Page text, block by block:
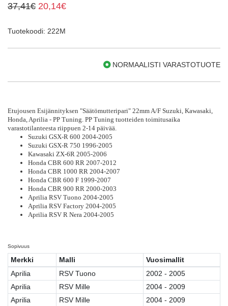
37,41€ 20,14€
Tuotekoodi: 222M
NORMAALISTI VARASTOTUOTE
Etujousen Esijännityksen "Säätömutteripari" 22mm A/F Suzuki, Kawasaki,
Honda, Aprilia - PP Tuning. PP Tuning tuotteiden toimitusaika
varastotilanteesta riippuen 2-14 päivää.
Suzuki GSX-R 600 2004-2005
Suzuki GSX-R 750 1996-2005
Kawasaki ZX-6R 2005-2006
Honda CBR 600 RR 2007-2012
Honda CBR 1000 RR 2004-2007
Honda CBR 600 F 1999-2007
Honda CBR 900 RR 2000-2003
Aprilia RSV Tuono 2004-2005
Aprilia RSV Factory 2004-2005
Aprilia RSV R Nera 2004-2005
Sopivuus
Merkki Malli
Vuosimallit
Aprilia
RSV Tuono
2002 - 2005
Aprilia
RSV Mille
2004 - 2009
Aprilia
RSV Mille
2004 - 2009